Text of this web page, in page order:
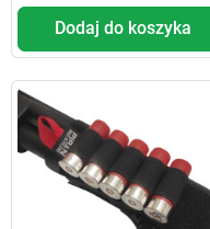
Dodaj do koszyka